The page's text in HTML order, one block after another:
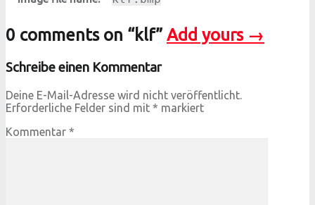
0 comments on “klf” Add yours →
Schreibe einen Kommentar
Deine E-Mail-Adresse wird nicht veröffentlicht.
Erforderliche Felder sind mit * markiert
Kommentar *